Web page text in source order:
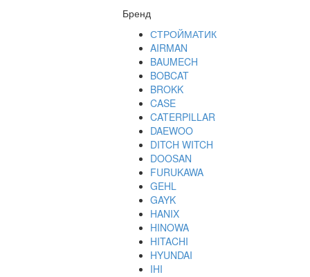
Бренд
СТРОЙМАТИК
AIRMAN
BAUMECH
BOBCAT
BROKK
CASE
CATERPILLAR
DAEWOO
DITCH WITCH
DOOSAN
FURUKAWA
GEHL
GAYK
HANIX
HINOWA
HITACHI
HYUNDAI
IHI